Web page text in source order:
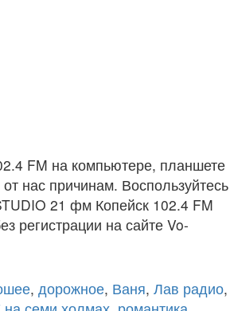
FM на компьютере, планшете
нас причинам. Воспользуйтесь
21 фм Копейск 102.4 FM
регистрации на сайте Vo-
, дорожное, Ваня, Лав радио,